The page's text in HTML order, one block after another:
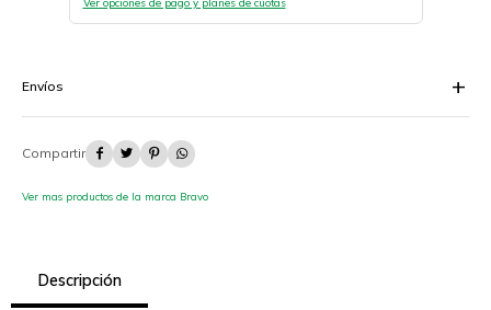
Envíos
   
Ver mas productos de la marca Bravo
Descripción